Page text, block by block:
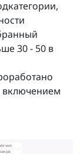
30 - 50 в
включением